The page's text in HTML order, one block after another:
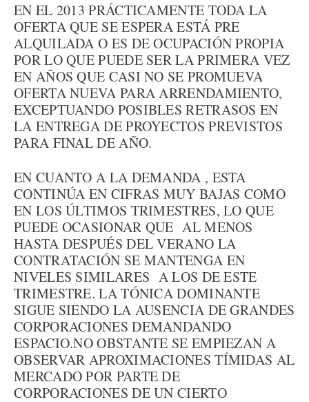
EN EL 2013 PRÁCTICAMENTE TODA LA
OFERTA QUE SE ESPERA ESTÁ PRE
ALQUILADA O ES DE OCUPACIÓN PROPIA
POR LO QUE PUEDE SER LA PRIMERA VEZ
EN AÑOS QUE CASI NO SE PROMUEVA
OFERTA NUEVA PARA ARRENDAMIENTO,
EXCEPTUANDO POSIBLES RETRASOS EN
LA ENTREGA DE PROYECTOS PREVISTOS
PARA FINAL DE AÑO.
EN CUANTO A LA DEMANDA , ESTA
CONTINÚA EN CIFRAS MUY BAJAS COMO
EN LOS ÚLTIMOS TRIMESTRES, LO QUE
PUEDE OCASIONAR QUE AL MENOS
HASTA DESPUÉS DEL VERANO LA
CONTRATACIÓN SE MANTENGA EN
NIVELES SIMILARES A LOS DE ESTE
TRIMESTRE. LA TÓNICA DOMINANTE
SIGUE SIENDO LA AUSENCIA DE GRANDES
CORPORACIONES DEMANDANDO
ESPACIO.NO OBSTANTE SE EMPIEZAN A
OBSERVAR APROXIMACIONES TÍMIDAS AL
MERCADO POR PARTE DE
CORPORACIONES DE UN CIERTO